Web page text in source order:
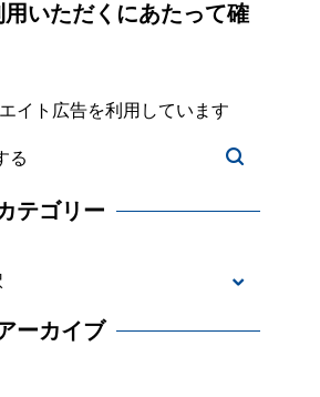
いただくにあたって確
イト広告を利用しています
テゴリー
ーカイブ